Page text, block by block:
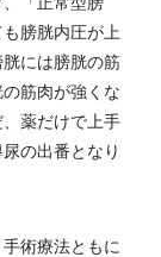
膀胱内圧が上
には膀胱の筋
筋肉が強くな
薬だけで上手
の出番となり
術療法ともに